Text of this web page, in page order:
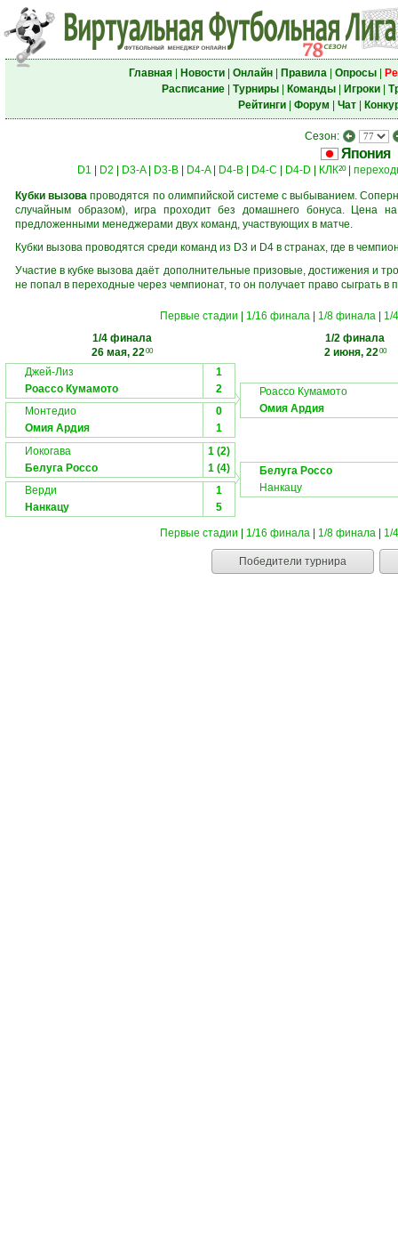
Главная| Новости| Онлайн| Правила| Опросы|
Расписание| Турниры| Команды| Игроки|
Рейтинги| Форум Чат|
Сезон:
Япония
D1 D2 D3-A| D3-B| D4-A| D4-B| D4-C D4-D КЛК20|
Кубки вызова проводятся по олимпийской системе с выбыванием.
случайным образом), игра проходит без домашнего бонуса. Цена
предложенными менеджерами двух команд, участвующих в матче.
Кубки вызова проводятся среди команд из D3 и D4 в странах, где в
Участие в кубке вызова даёт дополнительные призовые, достижения и
не попал в переходные через чемпионат, то он получает право сыграть
Первые стадии 1/16 финала| 1/8 финала|
1/
1/4 финала
26 мая, 2200
1/2 финала
2 июня, 2200
Джей-Лиз
1
Роассо Кумамото
2
Монтедио
0
Омия Ардия
1
Роассо Кумамото
Омия Ардия
Иокогава
1 (2)
Белуга Россо
1 (4)
Верди
1
Нанкацу
5
Белуга Россо
Нанкацу
Первые стадии 1/16 финала| 1/8 финала| 1/
Победители турнира